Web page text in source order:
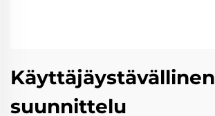
Käyttäjäystävällinen
suunnittelu